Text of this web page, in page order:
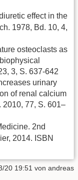
effect in the
1978, Bd. 10, 4,
osteoclasts as
3, S. 637-642
urinary
of renal calcium
2010, 77, S. 601–
2nd
2014. ISBN
20 19:51 von andreas